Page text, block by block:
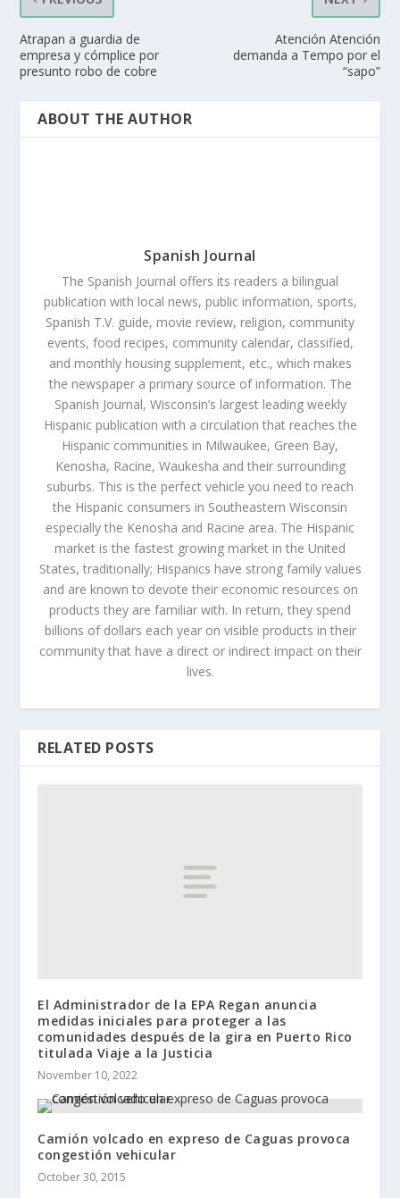
Atrapan a guardia de
empresa y cómplice por
presunto robo de cobre
Atención Atención
demanda a Tempo por el
“sapo”
ABOUT THE AUTHOR
Spanish Journal
The Spanish Journal offers its readers a bilingual
publication with local news, public information, sports,
Spanish T.V. guide, movie review, religion, community
events, food recipes, community calendar, classified,
and monthly housing supplement, etc., which makes
the newspaper a primary source of information. The
Spanish Journal, Wisconsin’s largest leading weekly
Hispanic publication with a circulation that reaches the
Hispanic communities in Milwaukee, Green Bay,
Kenosha, Racine, Waukesha and their surrounding
suburbs. This is the perfect vehicle you need to reach
the Hispanic consumers in Southeastern Wisconsin
especially the Kenosha and Racine area. The Hispanic
market is the fastest growing market in the United
States, traditionally; Hispanics have strong family values
and are known to devote their economic resources on
products they are familiar with. In return, they spend
billions of dollars each year on visible products in their
community that have a direct or indirect impact on their
lives.
RELATED POSTS
El Administrador de la EPA Regan anuncia
medidas iniciales para proteger a las
comunidades después de la gira en Puerto Rico
titulada Viaje a la Justicia
November 10, 2022
Camión volcado en expreso de Caguas provoca
congestión vehicular
October 30, 2015